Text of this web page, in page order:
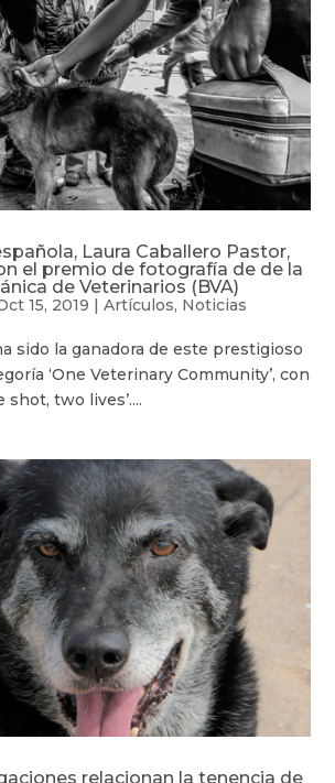
Laura Caballero Pastor,
el premio de fotografía de de la
de Veterinarios (BVA)
15, 2019 |Artículos, Noticias
sido la ganadora de este prestigioso
‘One Veterinary Community’, con
shot, two lives’....
relacionan la tenencia de